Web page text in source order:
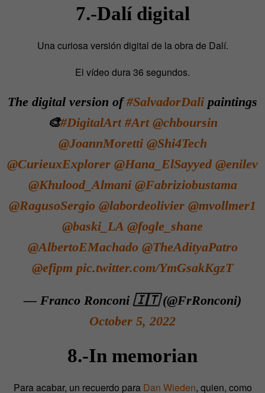
7.-Dalí digital
Una curiosa versión digital de la obra de Dalí.
El vídeo dura 36 segundos.
The digital version of#SalvadorDali paintings
🎨#DigitalArt #Art @chboursin
@JoannMoretti @Shi4Tech
@CurieuxExplorer @Hana_ElSayyed @enilev
@Khulood_Almani @Fabriziobustama
@RagusoSergio @labordeolivier @mvollmer1
@baski_LA @fogle_shane
@AlbertoEMachado @TheAdityaPatro
@efipm pic.twitter.com/YmGsakKgzT
— Franco Ronconi 🇮🇹 (@FrRonconi)
October 5, 2022
8.-In memorian
Para acabar, un recuerdo para Dan Wieden, quien, como